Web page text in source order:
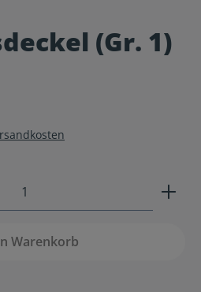
von 0 von 5 Sternen
(Gr. 1)
den gewünschten Wert ein
Warenkorb